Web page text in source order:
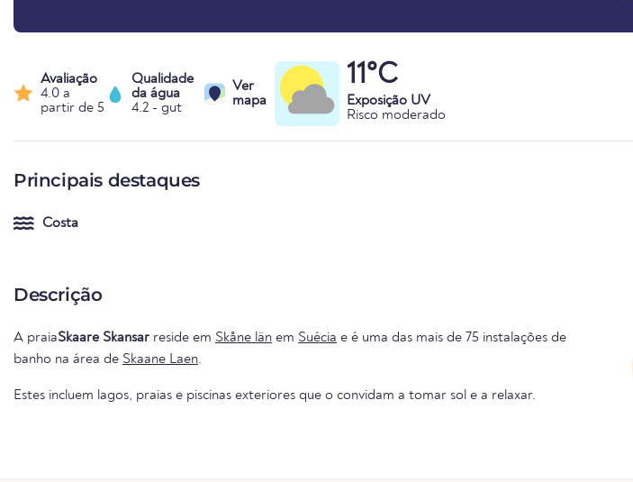
Avaliação
4.0 a
partir de 5
Qualidade
da água
4.2 - gut
Ver
mapa
11°C
Exposição UV
Risco moderado
Principais destaques
Costa
Descrição
A praiaSkaare Skansar reside em Skåne län em Suécia e é uma das mais de 75 instalações de
banho na área de Skaane Laen.
Estes incluem lagos, praias e piscinas exteriores que o convidam a tomar sol e a relaxar.